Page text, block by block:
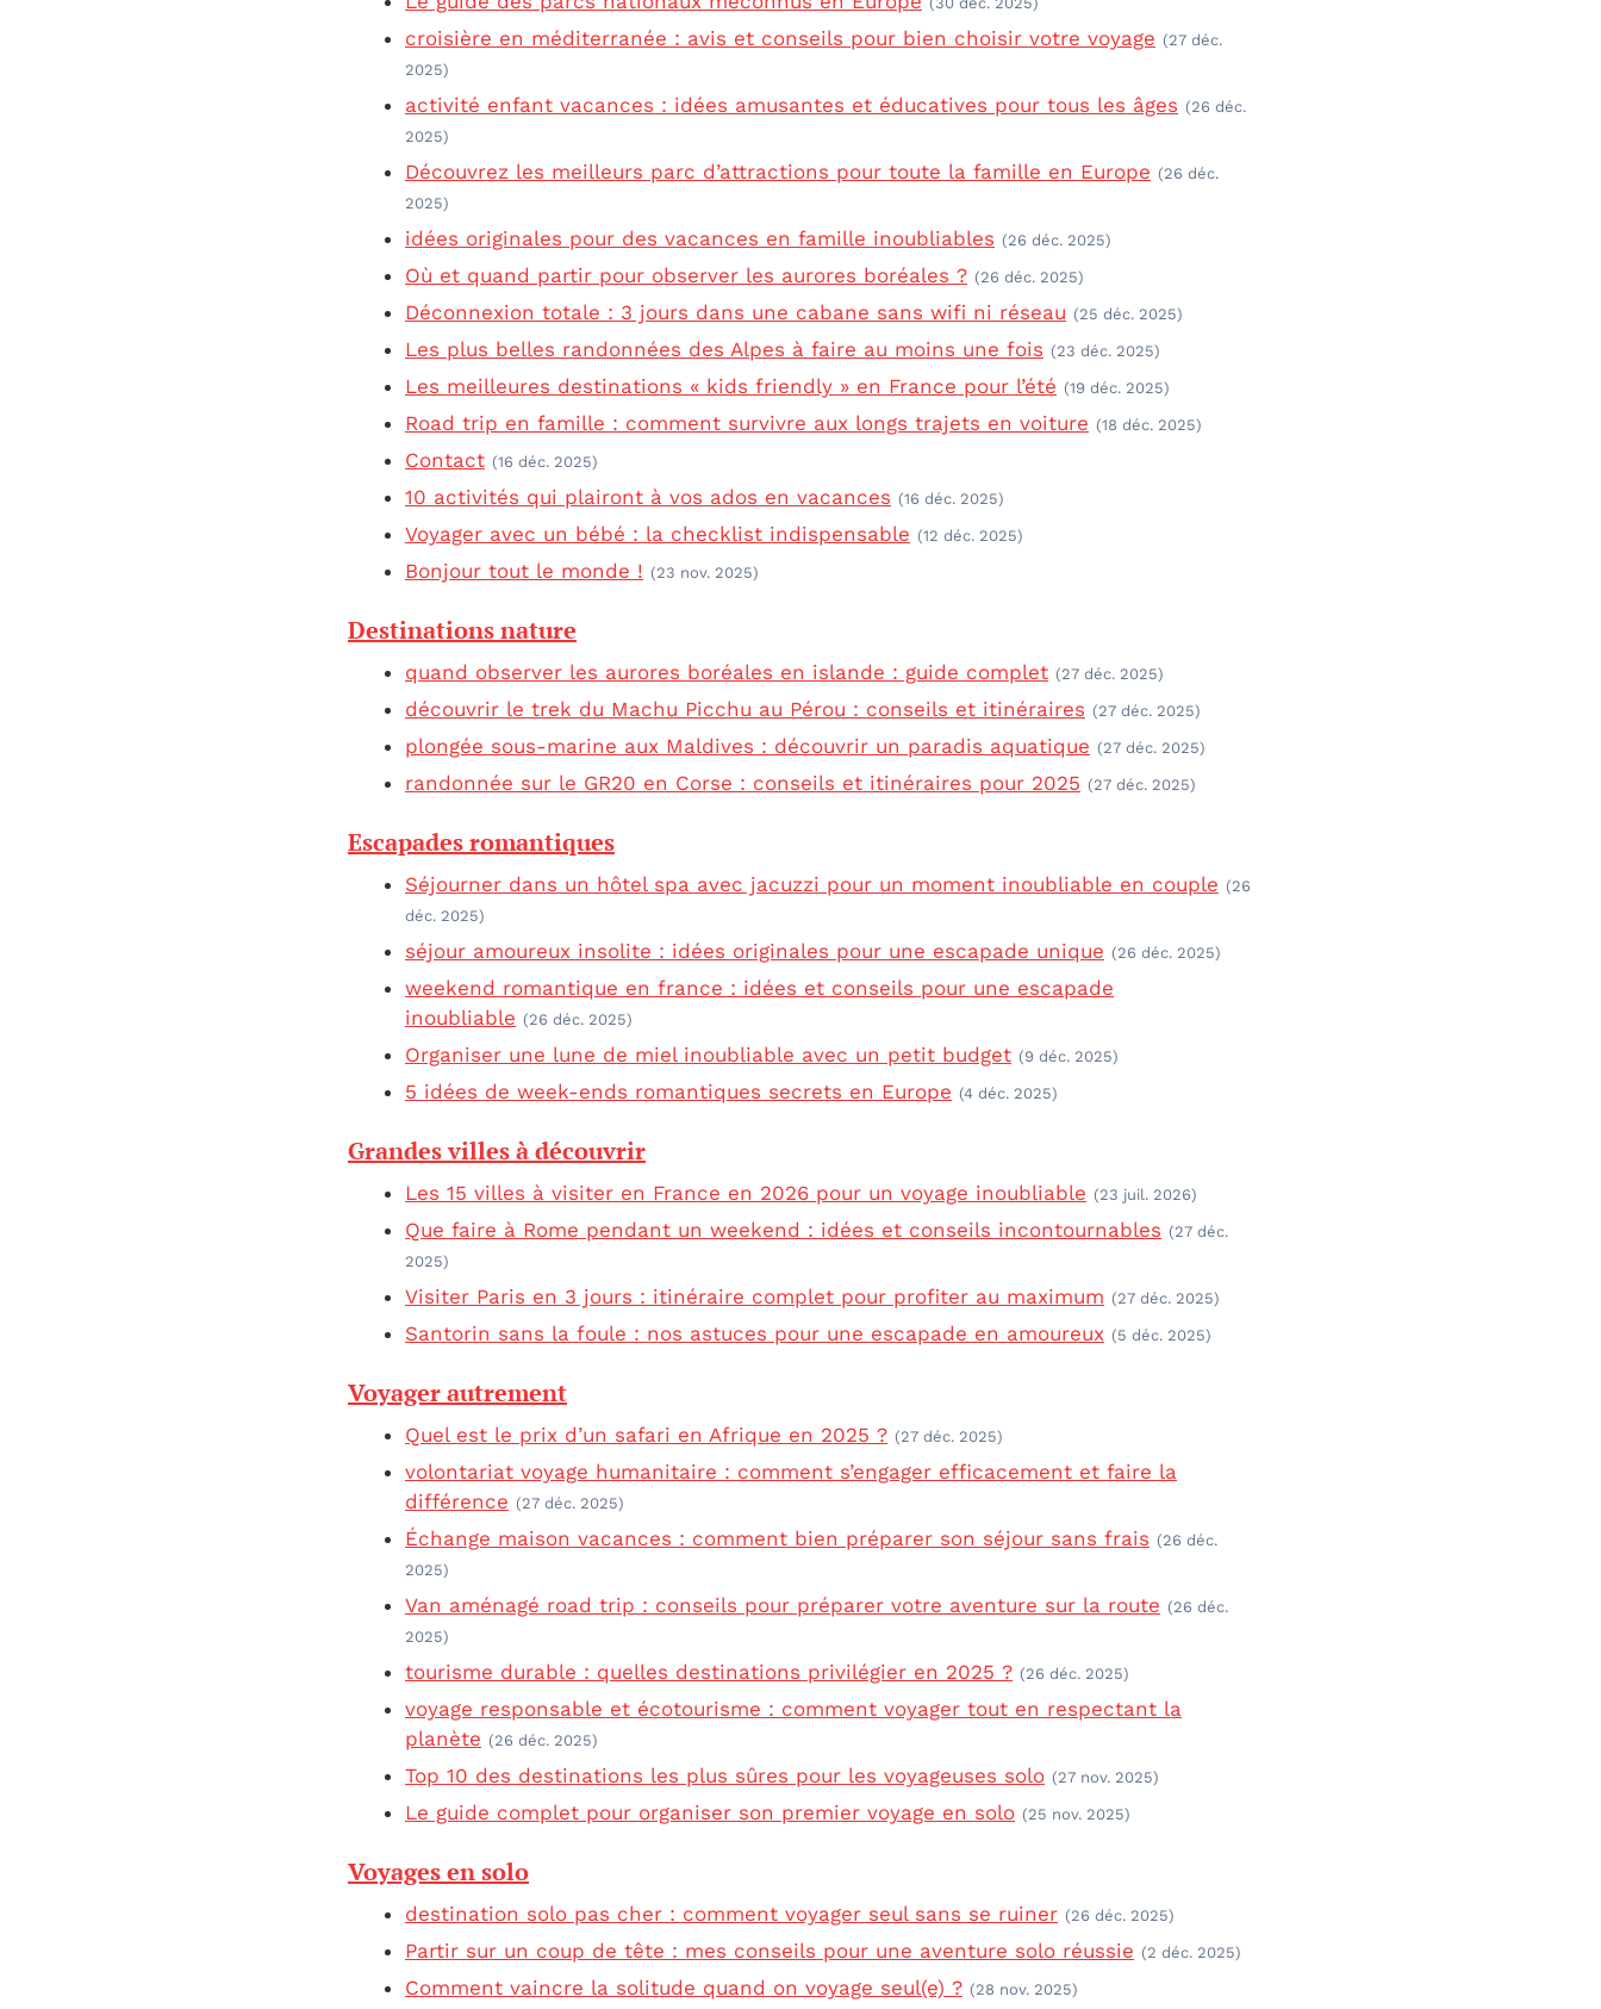
croisière en méditerranée : avis et conseils pour bien choisir votre voyage (27 déc.
2025)
activité enfant vacances : idées amusantes et éducatives pour tous les âges (26 déc.
2025)
Découvrez les meilleurs parc d’attractions pour toute la famille en Europe (26 déc.
2025)
idées originales pour des vacances en famille inoubliables (26 déc. 2025)
Où et quand partir pour observer les aurores boréales ? (26 déc. 2025)
Déconnexion totale : 3 jours dans une cabane sans wifi ni réseau (25 déc. 2025)
Les plus belles randonnées des Alpes à faire au moins une fois (23 déc. 2025)
Les meilleures destinations « kids friendly » en France pour l’été (19 déc. 2025)
Road trip en famille : comment survivre aux longs trajets en voiture (18 déc. 2025)
Contact (16 déc. 2025)
10 activités qui plairont à vos ados en vacances (16 déc. 2025)
Voyager avec un bébé : la checklist indispensable (12 déc. 2025)
Bonjour tout le monde ! (23 nov. 2025)
Destinations nature
quand observer les aurores boréales en islande : guide complet (27 déc. 2025)
découvrir le trek du Machu Picchu au Pérou : conseils et itinéraires (27 déc. 2025)
plongée sous-marine aux Maldives : découvrir un paradis aquatique (27 déc. 2025)
randonnée sur le GR20 en Corse : conseils et itinéraires pour 2025 (27 déc. 2025)
Escapades romantiques
Séjourner dans un hôtel spa avec jacuzzi pour un moment inoubliable en couple (26
déc. 2025)
séjour amoureux insolite : idées originales pour une escapade unique (26 déc. 2025)
weekend romantique en france : idées et conseils pour une escapade
inoubliable (26 déc. 2025)
Organiser une lune de miel inoubliable avec un petit budget (9 déc. 2025)
5 idées de week-ends romantiques secrets en Europe (4 déc. 2025)
Grandes villes à découvrir
Les 15 villes à visiter en France en 2026 pour un voyage inoubliable (23 juil. 2026)
Que faire à Rome pendant un weekend : idées et conseils incontournables (27 déc.
2025)
Visiter Paris en 3 jours : itinéraire complet pour profiter au maximum (27 déc. 2025)
Santorin sans la foule : nos astuces pour une escapade en amoureux (5 déc. 2025)
Voyager autrement
Quel est le prix d’un safari en Afrique en 2025 ? (27 déc. 2025)
volontariat voyage humanitaire : comment s’engager efficacement et faire la
différence (27 déc. 2025)
Échange maison vacances : comment bien préparer son séjour sans frais (26 déc.
2025)
Van aménagé road trip : conseils pour préparer votre aventure sur la route (26 déc.
2025)
tourisme durable : quelles destinations privilégier en 2025 ? (26 déc. 2025)
voyage responsable et écotourisme : comment voyager tout en respectant la
planète (26 déc. 2025)
Top 10 des destinations les plus sûres pour les voyageuses solo (27 nov. 2025)
Le guide complet pour organiser son premier voyage en solo (25 nov. 2025)
Voyages en solo
destination solo pas cher : comment voyager seul sans se ruiner (26 déc. 2025)
Partir sur un coup de tête : mes conseils pour une aventure solo réussie (2 déc. 2025)
Comment vaincre la solitude quand on voyage seul(e) ? (28 nov. 2025)